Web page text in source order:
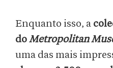
Enquanto isso, a
doMetropolitan
uma das mais